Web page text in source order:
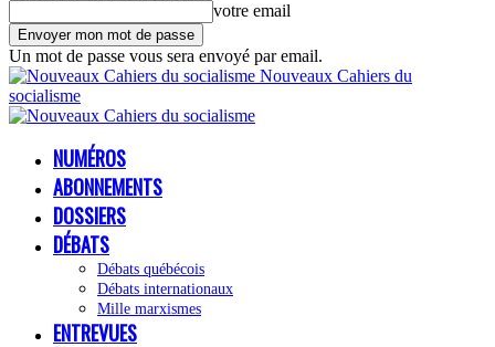
votre email
Un mot de passe vous sera envoyé par email.
Nouveaux Cahiers du
socialisme
NUMÉROS
ABONNEMENTS
DOSSIERS
DÉBATS
Débats québécois
Débats internationaux
Mille marxismes
ENTREVUES